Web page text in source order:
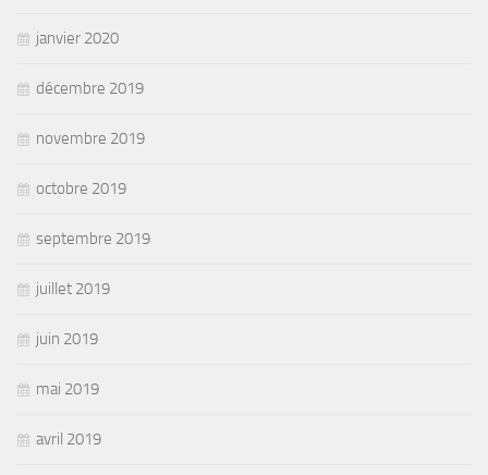
janvier 2020
décembre 2019
novembre 2019
octobre 2019
septembre 2019
juillet 2019
juin 2019
mai 2019
avril 2019